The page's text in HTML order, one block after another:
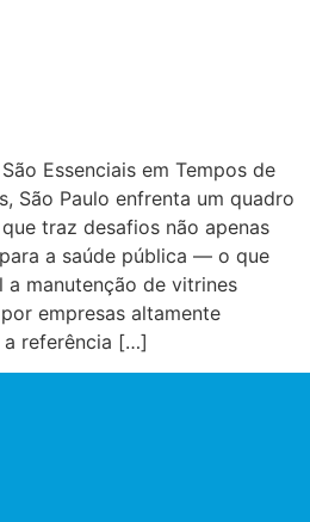
Essenciais em Tempos de
São Paulo enfrenta um quadro
traz desafios não apenas
a saúde pública — o que
manutenção de vitrines
empresas altamente
a referência […]